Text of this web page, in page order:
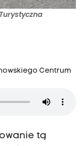
Centrum
tą